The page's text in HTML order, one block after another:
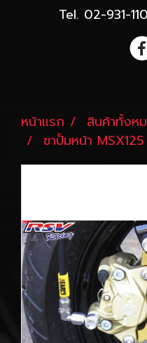
Tel. 02-931-
หน้าแรก สินค้าทั้งห
ขาปั้มหน้า